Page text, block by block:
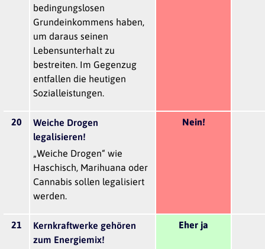
bedingungslosen
Grundeinkommens haben,
um daraus seinen
Lebensunterhalt zu
bestreiten. Im Gegenzug
entfallen die heutigen
Sozialleistungen.
20
Weiche Drogen
legalisieren!
„Weiche Drogen“ wie
Haschisch, Marihuana oder
Cannabis sollen legalisiert
werden.
Nein!
21
Kernkraftwerke gehören
zum Energiemix!
Eher ja